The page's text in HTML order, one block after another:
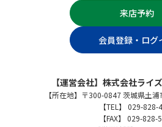
来店予約
会員登録・ログ
【運営会社】株式会社ライ
【所在地】〒300-0847 茨城県土
【TEL】 029-828-
【FAX】 029-828-